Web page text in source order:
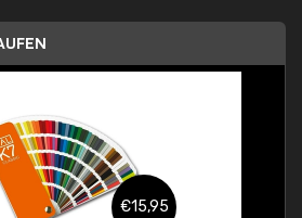
€15,95